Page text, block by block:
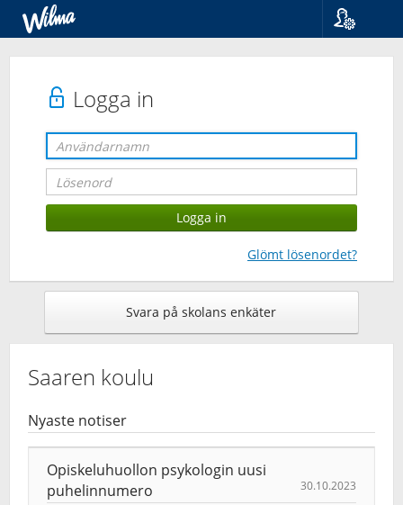
Logga in
Glömt lösenordet?
Svara på skolans enkäter
Saaren koulu
Nyaste notiser
Opiskeluhuollon psykologin uusi
puhelinnumero
30.10.2023